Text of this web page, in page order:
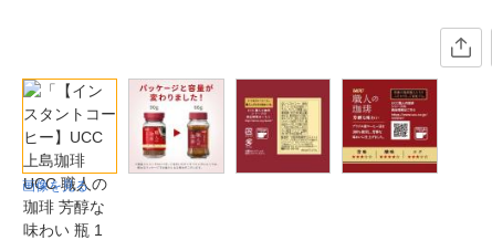
画像を見る